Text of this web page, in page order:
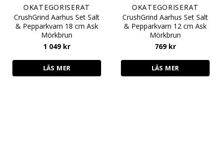
OKATEGORISERAT
CrushGrind Aarhus Set Salt
& Pepparkvarn 18 cm Ask
Mörkbrun
1 049 kr
LÄS MER
OKATEGORISERAT
CrushGrind Aarhus Set Salt
& Pepparkvarn 12 cm Ask
Mörkbrun
769 kr
LÄS MER